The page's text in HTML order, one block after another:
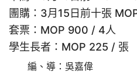
團購：3月15日前十張
套票：MOP 900 / 4人
學生長者：MOP 225 / 張
編、導：吳嘉偉